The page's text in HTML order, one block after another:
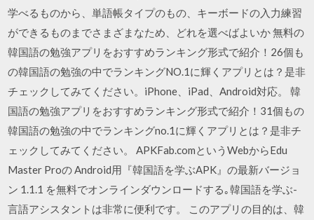
学べるものから、単語帳タイプのもの、キーボードの入力練習
ができるものまでさまざまなため、どれを選べばよいか 無料の
韓国語の勉強アプリをおすすめランキング形式で紹介！26個も
の韓国語の勉強の中でランキングNO.1に輝くアプリとは？是非
チェックしてみてください。iPhone、iPad、Android対応。 韓
国語の勉強アプリをおすすめランキング形式で紹介！31個もの
韓国語の勉強の中でランキングno.1に輝くアプリとは？是非チ
ェックしてみてください。 APKFab.comというWebからEdu
Master Proの Android用『韓国語を学ぶAPK』の最新バージョ
ン 1.1.1 を無料でオンラインダウンロードする｡韓国語を学ぶ-
言語アシスタントは非常に便利です。 このアプリの目的は、韓